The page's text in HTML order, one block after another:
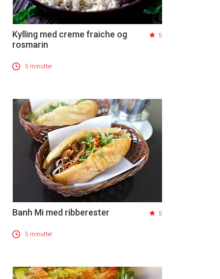
Kylling med creme fraiche og
rosmarin
5
5 minutter
Banh Mi med ribberester 5
5 minutter